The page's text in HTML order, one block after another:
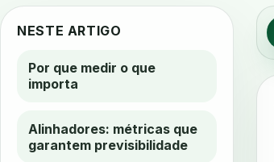
NESTE ARTIGO
Por que medir o que
importa
Alinhadores: métricas que
garantem previsibilidade